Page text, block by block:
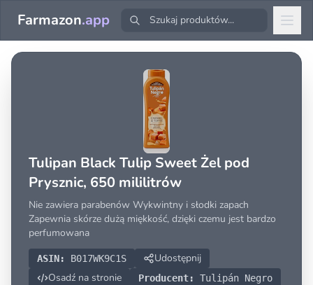
Farmazon.app
Tulipan Black Tulip Sweet Żel pod
Prysznic, 650 mililitrów
Nie zawiera parabenów Wykwintny i słodki zapach
Zapewnia skórze dużą miękkość, dzięki czemu jest bardzo
perfumowana
ASIN: B017WK9C1S
Udostępnij
Osadź na stronie
Producent:
Tulipán Negro